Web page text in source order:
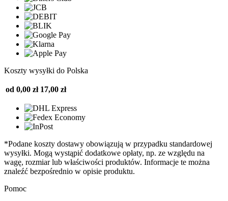
Koszty wysyłki do Polska
od 0,00 zł 17,00 zł
*Podane koszty dostawy obowiązują w przypadku standardowej
wysyłki. Mogą wystąpić dodatkowe opłaty, np. ze względu na
wagę, rozmiar lub właściwości produktów. Informacje te można
znaleźć bezpośrednio w opisie produktu.
Pomoc